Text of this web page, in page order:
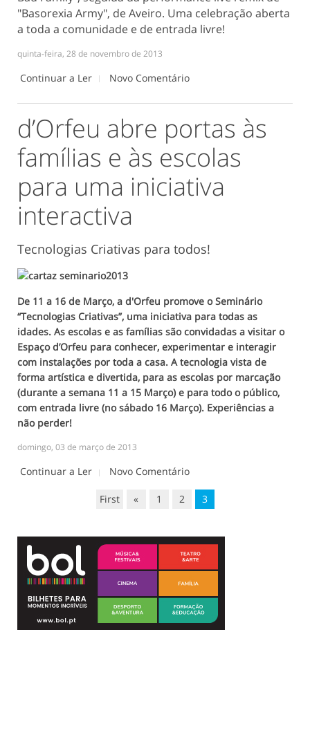
"Basorexia Army", de Aveiro. Uma celebração aberta
a toda a comunidade e de entrada livre!
quinta-feira, 28 de novembro de 2013
Continuar a Ler Novo Comentário
d’Orfeu abre portas às
famílias e às escolas
para uma iniciativa
interactiva
Tecnologias Criativas para todos!
De 11 a 16 de Março, a d'Orfeu promove o Seminário
“Tecnologias Criativas”, uma iniciativa para todas as
idades. As escolas e as famílias são convidadas a visitar o
Espaço d’Orfeu para conhecer, experimentar e interagir
com instalações por toda a casa. A tecnologia vista de
forma artística e divertida, para as escolas por marcação
(durante a semana 11 a 15 Março) e para todo o público,
com entrada livre (no sábado 16 Março). Experiências a
não perder!
domingo, 03 de março de 2013
Continuar a Ler Novo Comentário
First « 1 2 3